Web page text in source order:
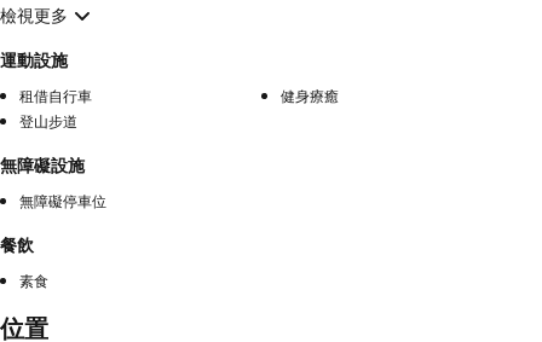
檢視更多
運動設施
租借自行車
健身療癒
登山步道
無障礙設施
無障礙停車位
餐飲
素食
位置